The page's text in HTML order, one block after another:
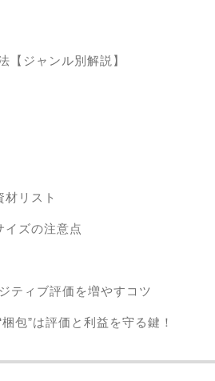
【ジャンル別解説】
リスト
イズの注意点
ティブ評価を増やすコツ
包”は評価と利益を守る鍵！